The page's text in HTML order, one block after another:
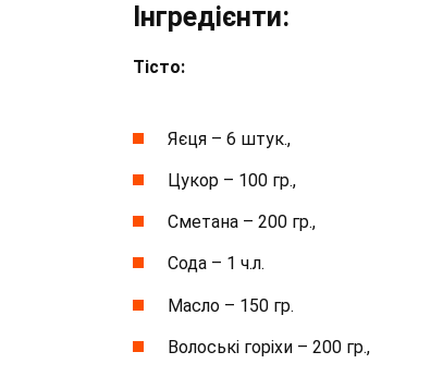
Інгредієнти:
Тісто:
Яєця – 6 штук.,
Цукор – 100 гр.,
Сметана – 200 гр.,
Сода – 1 ч.л.
Масло – 150 гр.
Волоські горіхи – 200 гр.,